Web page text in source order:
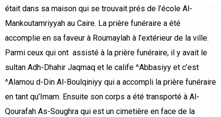
était dans sa maison qui se trouvait prés de l’école Al-
Mankoutamriyyah au Caire. La prière funéraire a été
accomplie en sa faveur à Roumaylah à l’extérieur de la ville.
Parmi ceux qui ont assisté à la prière funéraire, il y avait le
sultan Adh-Dhahir Jaqmaq et le calife ^Abbasiyy et c’est
^Alamou d-Din Al-Boulqiniyy qui a accompli la prière funéraire
en tant qu’Imam. Ensuite son corps a été transporté à Al-
Qourafah As-Soughra qui est un cimetière en face de la